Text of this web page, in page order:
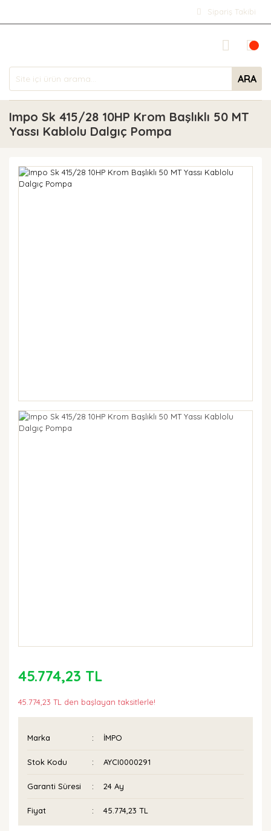
Sipariş Takibi
ARA
Impo Sk 415/28 10HP Krom Başlıklı 50 MT
Yassı Kablolu Dalgıç Pompa
45.774,23 TL
45.774,23 TL den başlayan taksitlerle!
Marka İMPO
Stok Kodu AYCI0000291
Garanti Süresi 24 Ay
Fiyat 45.774,23 TL